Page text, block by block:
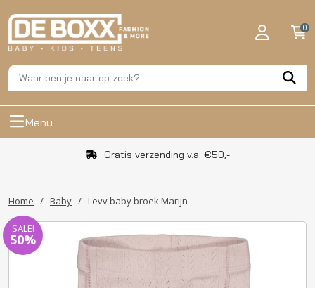
0
Menu
Gratis verzending v.a. €50,-
Home / Baby / Levv baby broek Marijn
SALE!
50%